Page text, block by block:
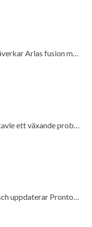
Så påverkar Arlas fusion med DMK mjölkproducenter
Horsch uppdaterar Pronto 6 DC